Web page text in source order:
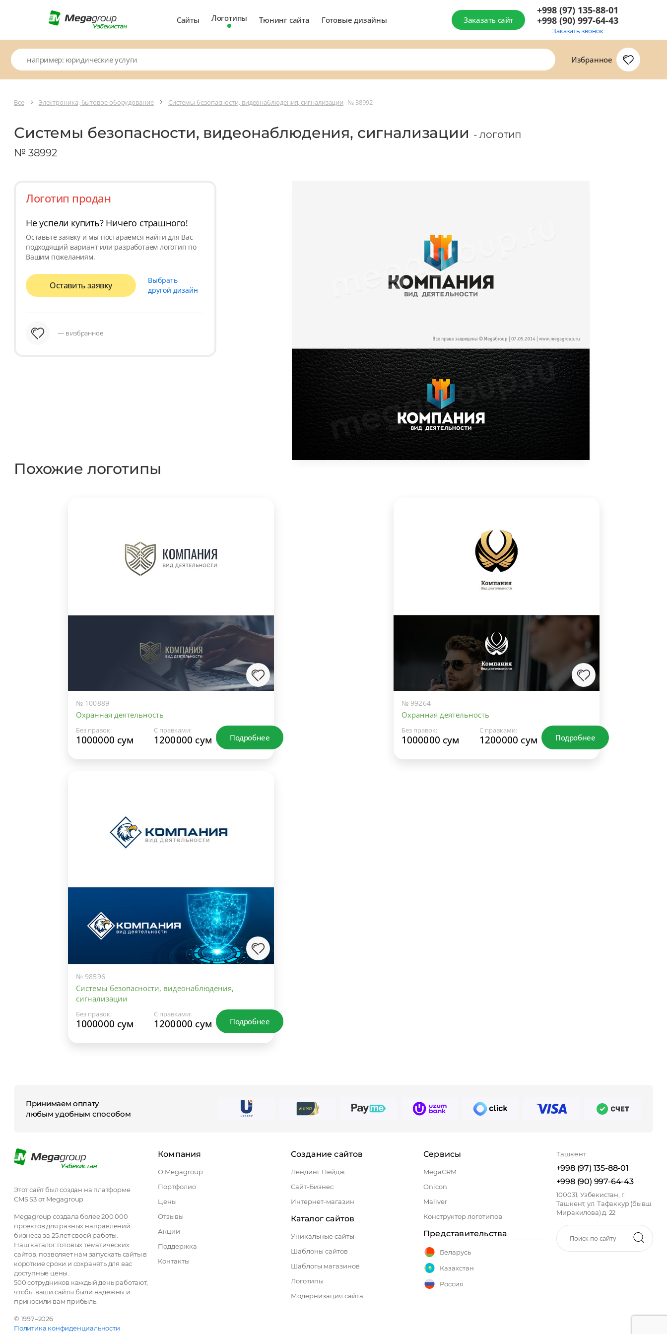
Сайты Логотипы Тюнинг сайта Готовые дизайны Заказать сайт
+998 (97) 135-88-01
+998 (90) 997-64-43
Заказать звонок
Избранное
Все Электроника, бытовое оборудование Системы безопасности, видеонаблюдения, сигнализации № 38992
Системы безопасности, видеонаблюдения, сигнализации - логотип
№ 38992
Логотип продан
Не успели купить? Ничего страшного!
Оставьте заявку и мы постараемся найти для Вас
подходящий вариант или разработаем логотип по
Вашим пожеланиям.
Оставить заявку
Выбрать
другой дизайн
— в избранное
Похожие логотипы
№ 100889
Охранная деятельность
Без правок:
1000000 сум
С правками:
1200000 сум Подробнее
№ 99264
Охранная деятельность
Без правок:
1000000 сум
С правками:
1200000 сум Подробнее
№ 98596
Системы безопасности, видеонаблюдения,
сигнализации
Без правок:
1000000 сум
С правками:
1200000 сум Подробнее
Принимаем оплату
любым удобным способом
Megagroup создала более 200 000
проектов для разных направлений
бизнеса за 25 лет своей работы.
Наш каталог готовых тематических
сайтов, позволяет нам запускать сайты в
короткие сроки и сохранять для вас
доступные цены.
500 сотрудников каждый день работают,
чтобы ваши сайты были надёжны и
приносили вам прибыль.
© 1997–2026
Политика конфиденциальности
Этот сайт был создан на платформе
CMS S3 от Megagroup
Компания
О Megagroup
Портфолио
Цены
Отзывы
Акции
Поддержка
Контакты
Создание сайтов
Лендинг Пейдж
Сайт-Бизнес
Интернет-магазин
Каталог сайтов
Уникальные сайты
Шаблоны сайтов
Шаблогы магазинов
Логотипы
Модернизация сайта
Сервисы
MegaCRM
Onicon
Maliver
Конструктор логотипов
Представительства
Беларусь
Казахстан
Россия
Ташкент
+998 (97) 135-88-01
+998 (90) 997-64-43
100031, Узбекистан, г.
Ташкент, ул. Тафаккур (бывш.
Миракилова) д. 22